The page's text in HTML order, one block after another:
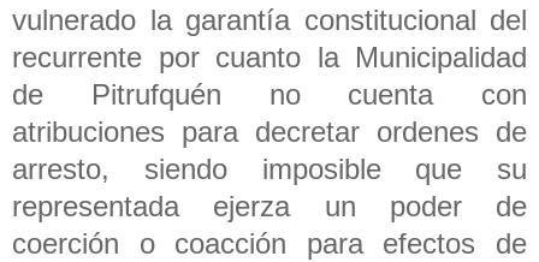
vulnerado la garantía constitucional del
recurrente por cuanto la Municipalidad
de Pitrufquén no cuenta con
atribuciones para decretar ordenes de
arresto, siendo imposible que su
representada ejerza un poder de
coerción o coacción para efectos de